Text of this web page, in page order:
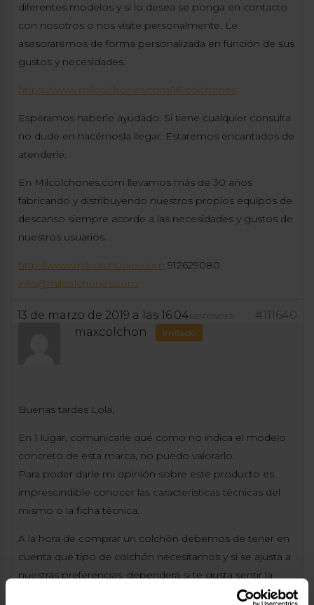
diferentes modelos y si lo desea se ponga en contacto
con nosotros o nos visite personalmente. Le
asesoraremos de forma personalizada en función de sus
gustos y necesidades.
https://www.milcolchones.com/16-colchones
Esperamos haberle ayudado. Si tiene cualquier consulta
no dude en hacérnosla llegar. Estaremos encantados de
atenderle.
En Milcolchones.com llevamos más de 30 años
fabricando y distribuyendo nuestros propios equipos de
descanso siempre acorde a las necesidades y gustos de
nuestros usuarios.
http://www.milcolchones.com 912629080
info@milcolchones.com
13 de marzo de 2019 a las 16:04 #111640
RESPONDER
maxcolchon Invitado
Buenas tardes Lola,
En 1 lugar, comunicarle que como no indica el modelo
concreto de esta marca, no puedo valorarlo.
Para poder darle mi opinión sobre este producto es
imprescindible conocer las características técnicas del
mismo o la ficha técnica.
A la hora de comprar un colchón debemos de tener en
cuenta que tipo de colchón necesitamos y si se ajusta a
nuestras preferencias, dependerá si te gusta sentir la
elasticidad o el rebote del muelle ensacado que implica